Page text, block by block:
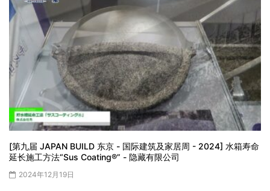
[第九届 JAPAN BUILD 东京 - 国际建筑及家居周 - 2024] 水箱寿命
延长施工方法“Sus Coating®” - 隐藏有限公司
2024年12月19日